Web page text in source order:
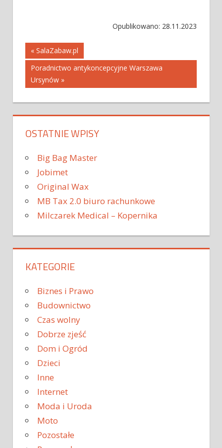
Opublikowano: 28.11.2023
Nawigacja
wpisu
« SalaZabaw.pl
Poradnictwo antykoncepcyjne Warszawa
Ursynów »
OSTATNIE WPISY
Big Bag Master
Jobimet
Original Wax
MB Tax 2.0 biuro rachunkowe
Milczarek Medical – Kopernika
KATEGORIE
Biznes i Prawo
Budownictwo
Czas wolny
Dobrze zjeść
Dom i Ogród
Dzieci
Inne
Internet
Moda i Uroda
Moto
Pozostałe